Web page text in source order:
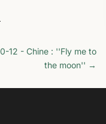
12 - Chine : ''Fly me to
the moon'' →